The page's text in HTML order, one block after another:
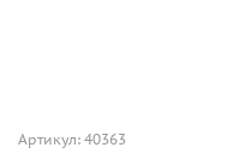
Артикул: 40363